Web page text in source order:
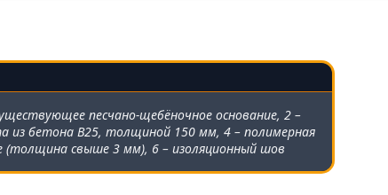
песчано-щебёночное основание, 2 –
из бетона В25, толщиной 150 мм, 4 – полимерная
(толщина свыше 3 мм), 6 – изоляционный шов